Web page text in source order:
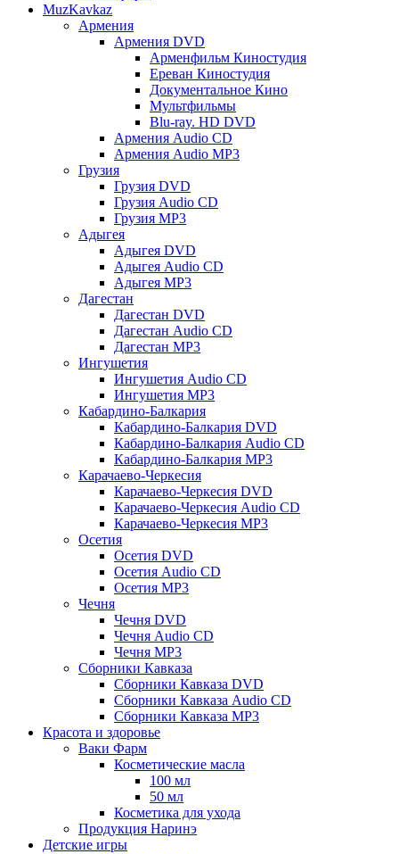
MuzKavkaz
Армения
Армения DVD
Арменфильм Киностудия
Ереван Киностудия
Документальное Кино
Мультфильмы
Blu-ray. HD DVD
Армения Audio CD
Армения Audio MP3
Грузия
Грузия DVD
Грузия Audio CD
Грузия MP3
Адыгея
Адыгея DVD
Адыгея Audio CD
Адыгея MP3
Дагестан
Дагестан DVD
Дагестан Audio CD
Дагестан MP3
Ингушетия
Ингушетия Audio CD
Ингушетия MP3
Кабардино-Балкария
Кабардино-Балкария DVD
Кабардино-Балкария Audio CD
Кабардино-Балкария MP3
Карачаево-Черкесия
Карачаево-Черкесия DVD
Карачаево-Черкесия Audio CD
Карачаево-Черкесия MP3
Осетия
Осетия DVD
Осетия Audio CD
Осетия MP3
Чечня
Чечня DVD
Чечня Audio CD
Чечня MP3
Сборники Кавказа
Сборники Кавказа DVD
Сборники Кавказа Audio CD
Сборники Кавказа MP3
Красота и здоровье
Ваки Фарм
Косметические масла
100 мл
50 мл
Косметика для ухода
Продукция Наринэ
Детские игры